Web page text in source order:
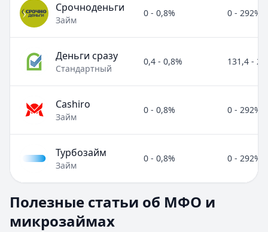
Срочноденьги
Займ
0 - 0,8% 0 - 292%
Деньги сразу
Стандартный
0,4 - 0,8% 131,4 -
Cashiro
Займ
0 - 0,8% 0 - 292%
Турбозайм
Займ
0 - 0,8% 0 - 292%
Раздел:МФО и микрозаймы. Всего статей: 8.
Займ под расписку
Полезные статьи об МФО и
микрозаймах